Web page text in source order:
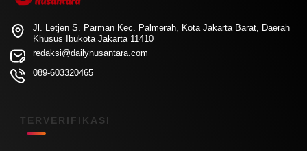
Jl. Letjen S. Parman Kec. Palmerah, Kota Jakarta Barat, Daerah
Khusus Ibukota Jakarta 11410
redaksi@dailynusantara.com
089-603320465
TERVERIFIKASI